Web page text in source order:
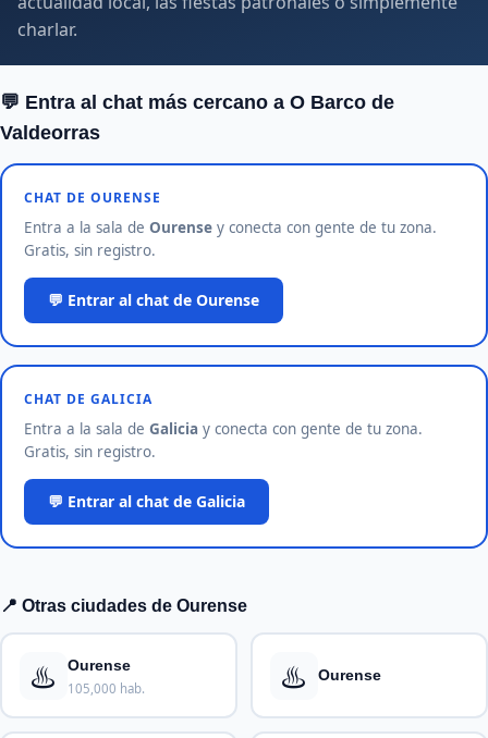
charlar.
💬 Entra al chat más cercano a O Barco de
Valdeorras
CHAT DE OURENSE
Entra a la sala de Ourense y conecta con gente de tu zona.
Gratis, sin registro.
💬 Entrar al chat de Ourense
CHAT DE GALICIA
Entra a la sala de Galicia y conecta con gente de tu zona.
Gratis, sin registro.
💬 Entrar al chat de Galicia
📍 Otras ciudades de Ourense
♨️ Ourense
105,000 hab. ♨️ Ourense